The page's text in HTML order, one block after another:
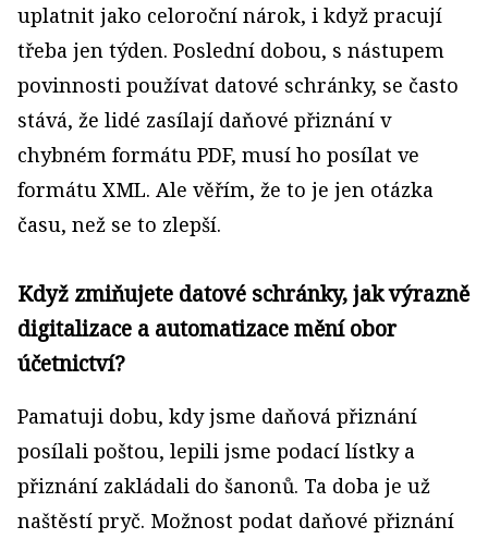
uplatnit jako celoroční nárok, i když pracují
třeba jen týden. Poslední dobou, s nástupem
povinnosti používat datové schránky, se často
stává, že lidé zasílají daňové přiznání v
chybném formátu PDF, musí ho posílat ve
formátu XML. Ale věřím, že to je jen otázka
času, než se to zlepší.
Když zmiňujete datové schránky, jak výrazně
digitalizace a automatizace mění obor
účetnictví?
Pamatuji dobu, kdy jsme daňová přiznání
posílali poštou, lepili jsme podací lístky a
přiznání zakládali do šanonů. Ta doba je už
naštěstí pryč. Možnost podat daňové přiznání